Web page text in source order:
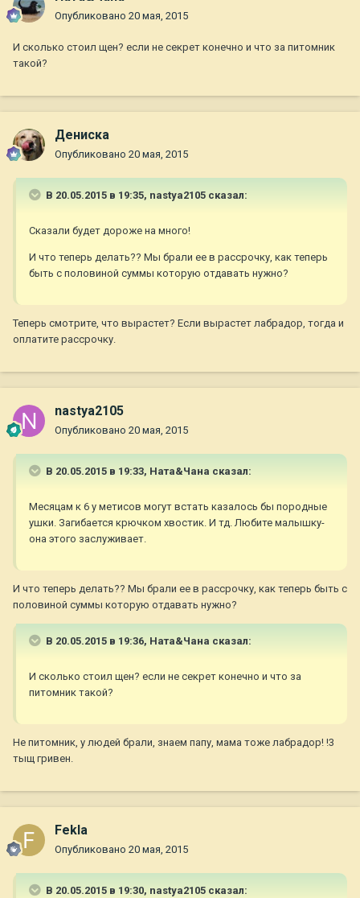
Опубликовано 20 мая, 2015
И сколько стоил щен? если не секрет конечно и что за питомник
такой?
Дениска
Опубликовано 20 мая, 2015
В 20.05.2015 в 19:35, nastya2105 сказал:
Сказали будет дороже на много!
И что теперь делать?? Мы брали ее в рассрочку, как теперь
быть с половиной суммы которую отдавать нужно?
Теперь смотрите, что вырастет? Если вырастет лабрадор, тогда и
оплатите рассрочку.
nastya2105
Опубликовано 20 мая, 2015
В 20.05.2015 в 19:33, Ната&Чана сказал:
Месяцам к 6 у метисов могут встать казалось бы породные
ушки. Загибается крючком хвостик. И тд. Любите малышку-
она этого заслуживает.
И что теперь делать?? Мы брали ее в рассрочку, как теперь быть с
половиной суммы которую отдавать нужно?
В 20.05.2015 в 19:36, Ната&Чана сказал:
И сколько стоил щен? если не секрет конечно и что за
питомник такой?
Не питомник, у людей брали, знаем папу, мама тоже лабрадор! !3
тыщ гривен.
Fekla
Опубликовано 20 мая, 2015
В 20.05.2015 в 19:30, nastya2105 сказал: